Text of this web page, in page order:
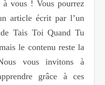
article écrit par l’un
Tais Toi Quand Tu
le contenu reste la
vous invitons à
grâce à ces